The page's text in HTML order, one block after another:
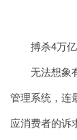
搏杀4万亿
无法想象有
管理系统，连
应消费者的诉